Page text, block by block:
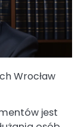
Wrocław
jest